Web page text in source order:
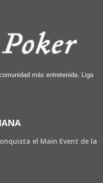
más entretenida. Liga
el Main Event de la